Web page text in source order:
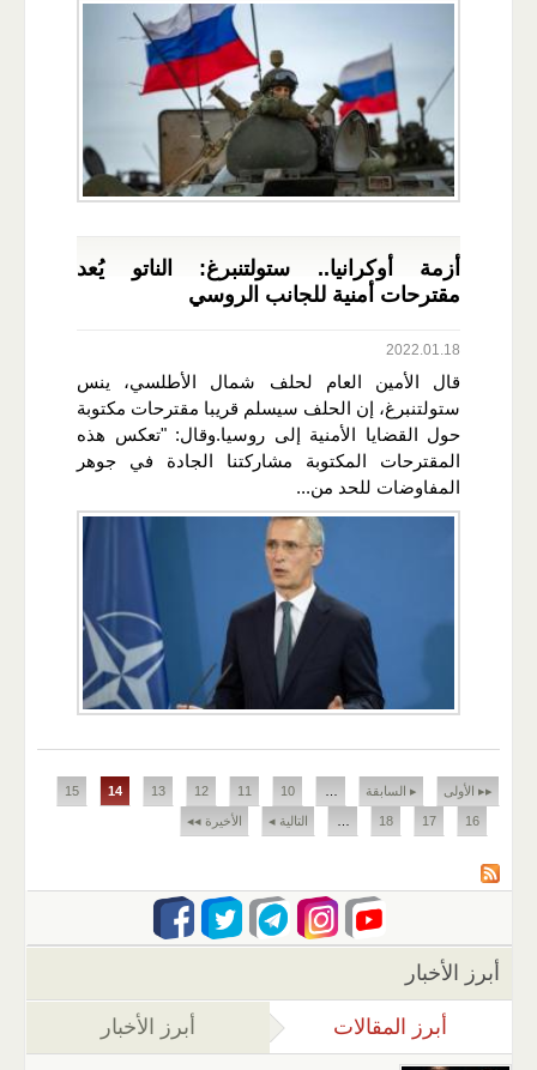
أزمة أوكرانيا.. ستولتنبرغ: الناتو يُعد
مقترحات أمنية للجانب الروسي
2022.01.18
قال الأمين العام لحلف شمال الأطلسي، ينس
ستولتنبرغ، إن الحلف سيسلم قريبا مقترحات مكتوبة
حول القضايا الأمنية إلى روسيا.وقال: "تعكس هذه
المقترحات المكتوبة مشاركتنا الجادة في جوهر
المفاوضات للحد من...
الصفحات
▸▸ الأولى ▸ السابقة 10
11
12
13
14
15
16
17
18 التالية ◂ الأخيرة ◂◂
أبرز الأخبار
أبرز المقالات (علامة التبويب النشطة)
أبرز الأخبار